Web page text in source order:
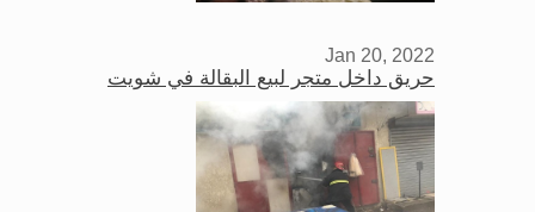
Jan 20, 2022
حريق داخل متجر لبيع البقالة في شويت